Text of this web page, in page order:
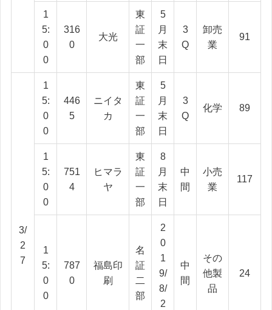
1
5:
0
0
316
0
大光
東
証
一
部
5
月
末
日
3
Q
卸売
業
91
3/
2
7
1
5:
0
0
446
5
ニイタ
カ
東
証
一
部
5
月
末
日
3
Q
化学 89
1
5:
0
0
751
4
ヒマラ
ヤ
東
証
一
部
8
月
末
日
中
間
小売
業
117
1
5:
0
0
787
0
福島印
刷
名
証
二
部
2
0
1
9/
8/
2
中
間
その
他製
品
24